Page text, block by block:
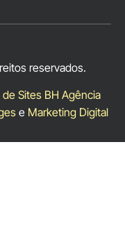
reservados.
de Sites BH Agência
e Marketing Digital